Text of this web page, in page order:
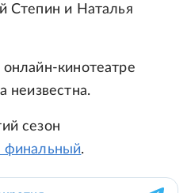
Степин и Наталья
онлайн-кинотеатре
неизвестна.
сезон
финальный.